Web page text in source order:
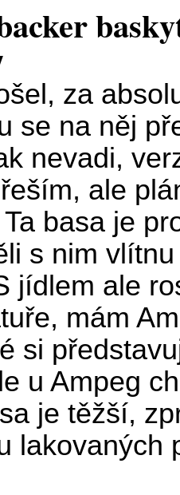
za
se na něj
nevadi,
ale
basa je
s nim
jídlem ale
mám
si
u Ampeg
je těžší,
lakovaných